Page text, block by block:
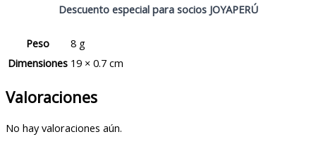
Descuento especial para socios JOYAPERÚ
Peso
8 g
Dimensiones 19 × 0.7 cm
Valoraciones
No hay valoraciones aún.